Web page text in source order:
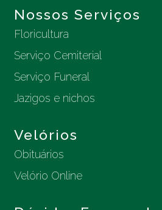
Nossos Serviços
Floricultura
Serviço Cemiterial
Serviço Funeral
Jazigos e nichos
Velórios
Obituários
Velório Online